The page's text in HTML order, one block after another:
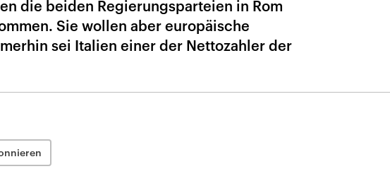
die beiden Regierungsparteien in Rom
Sie wollen aber europäische
sei Italien einer der Nettozahler der